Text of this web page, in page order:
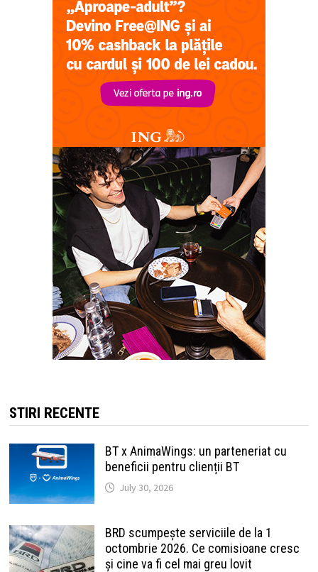
STIRI RECENTE
BT x AnimaWings: un parteneriat cu
beneficii pentru clienții BT
July 30, 2026
BRD scumpește serviciile de la 1
octombrie 2026. Ce comisioane cresc
și cine va fi cel mai greu lovit